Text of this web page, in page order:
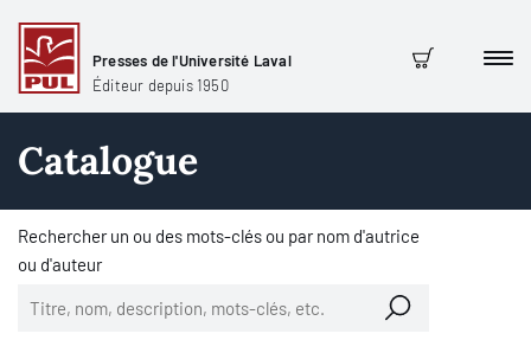
Presses de l'Université Laval
Éditeur depuis 1950
Panier
Catalogue
Rechercher un ou des mots-clés ou par nom d'autrice
ou d'auteur